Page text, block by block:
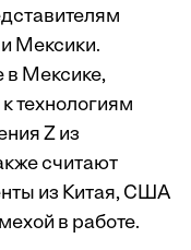
Мексики.
в Мексике,
технологиям
Z из
считают
из Китая, США
в работе.